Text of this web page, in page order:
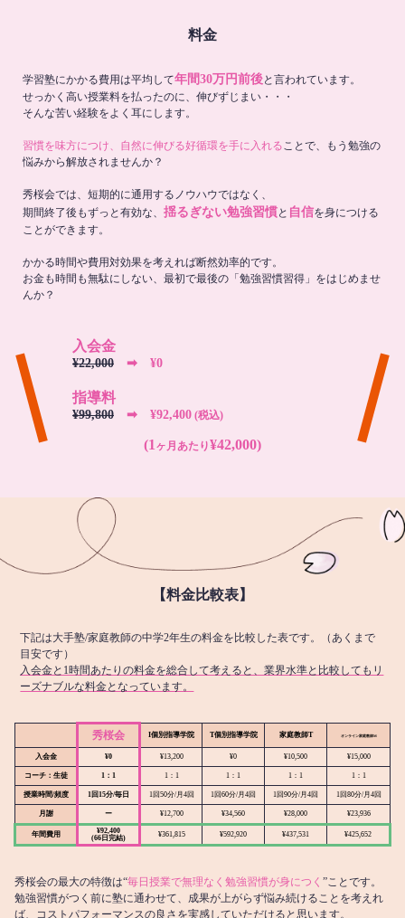
料金
学習塾にかかる費用は平均して年間30万円前後と言われています。
せっかく高い授業料を払ったのに、伸びずじまい・・・
そんな苦い経験をよく耳にします。
習慣を味方につけ、自然に伸びる好循環を手に入れる ことで、もう勉強の
悩みから解放されませんか？
秀桜会では、短期的に通用するノウハウではなく、
期間終了後もずっと有効な、 揺るぎない勉強習慣と 自信を身につける
ことができます。
かかる時間や費用対効果を考えれば断然効率的です。
お金も時間も無駄にしない、最初で最後の「勉強習慣習得」をはじめませ
んか？
入会金
¥22,000 ➡︎ ¥0
指導料
¥99,800 ➡︎ ¥92,400 (税込)
(1 ヶ月あたり¥42,000)
【料金比較表】
下記は大手塾/家庭教師の中学2年生の料金を比較した表です。（あくまで
目安です）
入会金と1時間あたりの料金を総合して考えると、業界水準と比較してもリ
ーズナブルな料金となっています。
秀桜会 I個別指導学院 T個別指導学院 家庭教師T オンライン家庭教師M
入会金 ¥0 ¥13,200 ¥0 ¥10,500 ¥15,000
コーチ：生徒 1：1 1：1 1：1 1：1 1：1
授業時間/頻度 1回15分/毎日 1回50分/月4回 1回60分/月4回 1回90分/月4回 1回80分/月4回
月謝 ー ¥12,700 ¥34,560 ¥28,000 ¥23,936
年間費用
¥92,400
(66日完結)
¥361,815 ¥592,920 ¥437,531 ¥425,652
秀桜会の最大の特徴は“毎日授業で無理なく勉強習慣が身につく ”ことです。
勉強習慣がつく前に塾に通わせて、成果が上がらず悩み続けることを考えれ
ば、コストパフォーマンスの良さを実感していただけると思います。